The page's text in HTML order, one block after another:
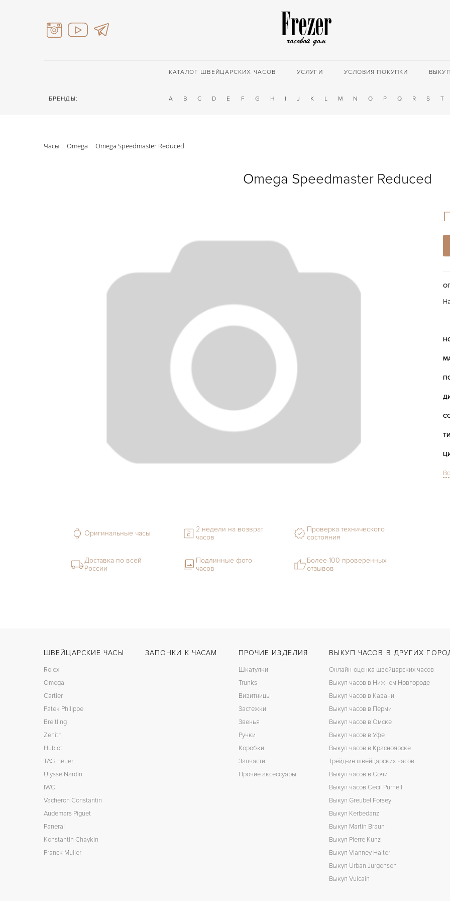
КАТАЛОГ ШВЕЙЦАРСКИХ ЧАСОВ УСЛУГИ УСЛОВИЯ ПОКУПКИ ВЫКУП
БРЕНДЫ: A B C D E F G H I J K L M N O P Q R S T
Часы Omega Omega Speedmaster Reduced
Omega Speedmaster Reduced
Оригинальные часы
2 недели на возврат
часов
Проверка технического
состояния
Доставка по всей
России
Подлинные фото
часов
Более 100 проверенных
отзывов
ШВЕЙЦАРСКИЕ ЧАСЫ
Rolex
Omega
Cartier
Patek Philippe
Breitling
Zenith
Hublot
TAG Heuer
Ulysse Nardin
IWC
Vacheron Constantin
Audemars Piguet
Panerai
Konstantin Chaykin
Franck Muller
ЗАПОНКИ К ЧАСАМ ПРОЧИЕ ИЗДЕЛИЯ
Шкатулки
Trunks
Визитницы
Застежки
Звенья
Ручки
Коробки
Запчасти
Прочие аксессуары
ВЫКУП ЧАСОВ В ДРУГИХ
Онлайн-оценка швейцарских часов
Выкуп часов в Нижнем Новгороде
Выкуп часов в Казани
Выкуп часов в Перми
Выкуп часов в Омске
Выкуп часов в Уфе
Выкуп часов в Красноярске
Трейд-ин швейцарских часов
Выкуп часов в Сочи
Выкуп часов Cecil Purnell
Выкуп Greubel Forsey
Выкуп Kerbedanz
Выкуп Martin Braun
Выкуп Pierre Kunz
Выкуп Vianney Halter
Выкуп Urban Jurgensen
Выкуп Vulcain